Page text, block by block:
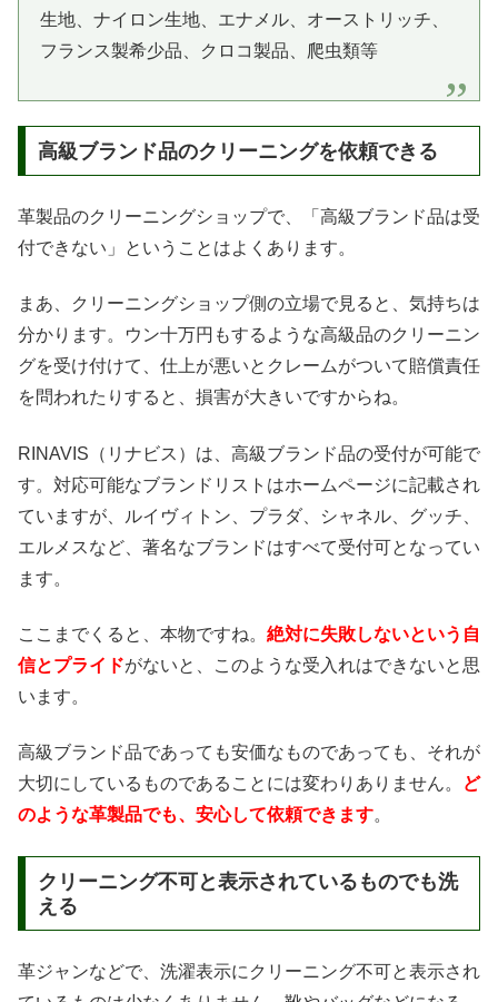
生地、ナイロン生地、エナメル、オーストリッチ、
フランス製希少品、クロコ製品、爬虫類等
高級ブランド品のクリーニングを依頼できる
革製品のクリーニングショップで、「高級ブランド品は受
付できない」ということはよくあります。
まあ、クリーニングショップ側の立場で見ると、気持ちは
分かります。ウン十万円もするような高級品のクリーニン
グを受け付けて、仕上が悪いとクレームがついて賠償責任
を問われたりすると、損害が大きいですからね。
RINAVIS（リナビス）は、高級ブランド品の受付が可能で
す。対応可能なブランドリストはホームページに記載され
ていますが、ルイヴィトン、プラダ、シャネル、グッチ、
エルメスなど、著名なブランドはすべて受付可となってい
ます。
ここまでくると、本物ですね。 絶対に失敗しないという自
信とプライドがないと、このような受入れはできないと思
います。
高級ブランド品であっても安価なものであっても、それが
大切にしているものであることには変わりありません。
ど
のような革製品でも、安心して依頼できます。
クリーニング不可と表示されているものでも洗
える
革ジャンなどで、洗濯表示にクリーニング不可と表示され